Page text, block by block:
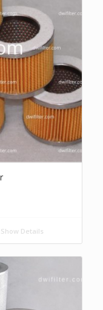
Show Details